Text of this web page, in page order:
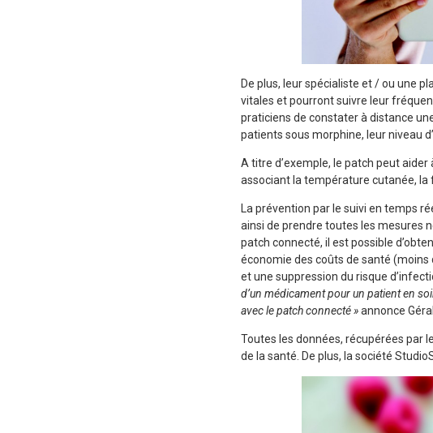
De plus, leur spécialiste et / ou une
vitales et pourront suivre leur
praticiens de constater à distance
patients sous morphine, leur niveau
A titre d’exemple, le patch peut
associant la température cutanée, la
La prévention par le suivi en temps
ainsi de prendre toutes les mesures
patch connecté, il est possible
économie des coûts de santé
et une suppression du risque
d’un médicament pour un patient en
avec le patch connecté »annonce
Toutes les données, récupérées par
de la santé. De plus, la société